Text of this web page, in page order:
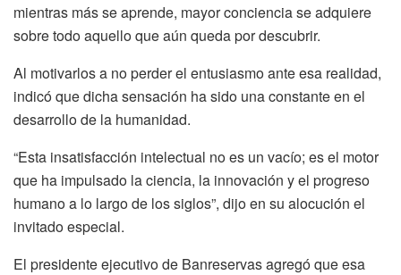
mientras más se aprende, mayor conciencia se adquiere
sobre todo aquello que aún queda por descubrir.
Al motivarlos a no perder el entusiasmo ante esa realidad,
indicó que dicha sensación ha sido una constante en el
desarrollo de la humanidad.
“Esta insatisfacción intelectual no es un vacío; es el motor
que ha impulsado la ciencia, la innovación y el progreso
humano a lo largo de los siglos”, dijo en su alocución el
invitado especial.
El presidente ejecutivo de Banreservas agregó que esa